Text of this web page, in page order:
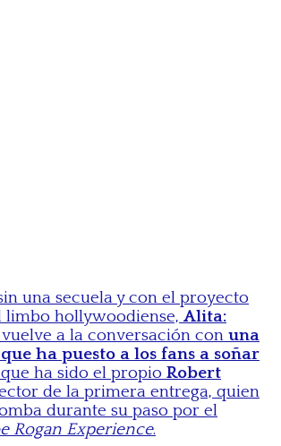
una secuela y con el proyecto
limbo hollywoodiense, Alita:
vuelve a la conversación con una
ha puesto a los fans a soñar
que ha sido el propio Robert
de la primera entrega, quien
durante su paso por el
Rogan Experience.